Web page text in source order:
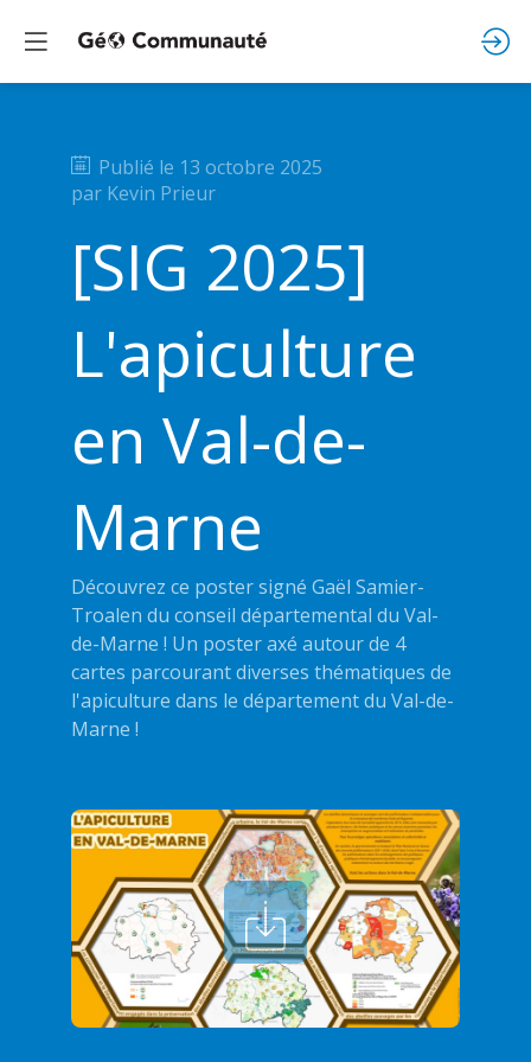
Publié le 13 octobre 2025
par Kevin Prieur
[SIG 2025]
L'apiculture
en Val-de-
Marne
Découvrez ce poster signé Gaël Samier-
Troalen du conseil départemental du Val-
de-Marne ! Un poster axé autour de 4
cartes parcourant diverses thématiques de
l'apiculture dans le département du Val-de-
Marne !